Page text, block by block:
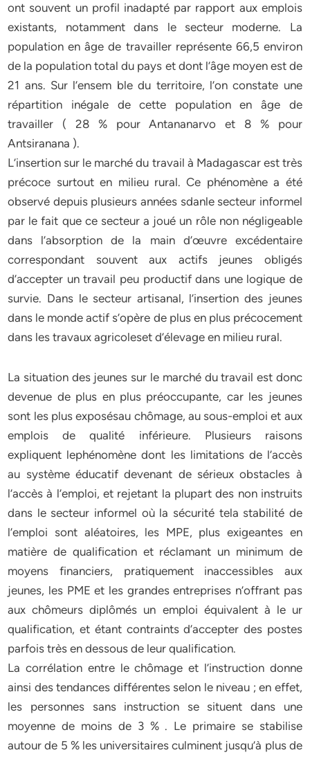
ont souvent un profil inadapté par rapport aux emplois
existants, notamment dans le secteur moderne. La
population en âge de travailler représente 66,5 environ
de la population total du pays et dont l’âge moyen est de
21 ans. Sur l’ensem ble du territoire, l’on constate une
répartition inégale de cette population en âge de
travailler ( 28 % pour Antananarvo et 8 % pour
Antsiranana ).
L’insertion sur le marché du travail à Madagascar est très
précoce surtout en milieu rural. Ce phénomène a été
observé depuis plusieurs années sdanle secteur informel
par le fait que ce secteur a joué un rôle non négligeable
dans l’absorption de la main d’œuvre excédentaire
correspondant souvent aux actifs jeunes obligés
d’accepter un travail peu productif dans une logique de
survie. Dans le secteur artisanal, l’insertion des jeunes
dans le monde actif s’opère de plus en plus précocement
dans les travaux agricoleset d’élevage en milieu rural.
La situation des jeunes sur le marché du travail est donc
devenue de plus en plus préoccupante, car les jeunes
sont les plus exposésau chômage, au sous-emploi et aux
emplois de qualité inférieure. Plusieurs raisons
expliquent lephénomène dont les limitations de l’accès
au système éducatif devenant de sérieux obstacles à
l’accès à l’emploi, et rejetant la plupart des non instruits
dans le secteur informel où la sécurité tela stabilité de
l’emploi sont aléatoires, les MPE, plus exigeantes en
matière de qualification et réclamant un minimum de
moyens financiers, pratiquement inaccessibles aux
jeunes, les PME et les grandes entreprises n’offrant pas
aux chômeurs diplômés un emploi équivalent à le ur
qualification, et étant contraints d’accepter des postes
parfois très en dessous de leur qualification.
La corrélation entre le chômage et l’instruction donne
ainsi des tendances différentes selon le niveau ; en effet,
les personnes sans instruction se situent dans une
moyenne de moins de 3 % . Le primaire se stabilise
autour de 5 % les universitaires culminent jusqu’à plus de